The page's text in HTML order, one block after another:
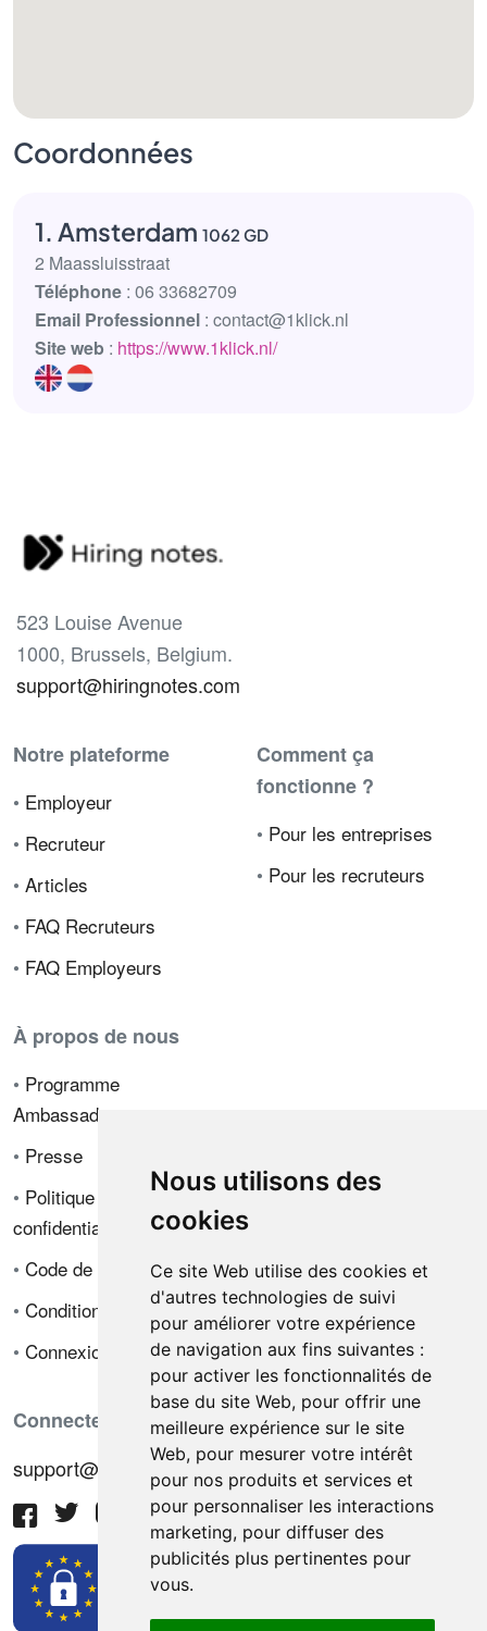
Nous utilisons des
cookies
Ce site Web utilise des cookies et
d'autres technologies de suivi
pour améliorer votre expérience
de navigation aux fins suivantes :
pour activer les fonctionnalités de
base du site Web, pour offrir une
meilleure expérience sur le site
Web, pour mesurer votre intérêt
pour nos produits et services et
pour personnaliser les interactions
marketing, pour diffuser des
publicités plus pertinentes pour
vous.
Coordonnées
1. Amsterdam 1062 GD
2 Maassluisstraat
Téléphone : 06 33682709
Email Professionnel : contact@1klick.nl
Site web : https://www.1klick.nl/
523 Louise Avenue
1000, Brussels, Belgium.
support@hiringnotes.com
Notre plateforme
• Employeur
• Recruteur
• Articles
• FAQ Recruteurs
• FAQ Employeurs
Comment ça
fonctionne ?
• Pour les entreprises
• Pour les recruteurs
À propos de nous
• Programme
Ambassadeur
• Presse
• Politique de
confidentialité
• Code de déontologie
• Conditions de vente
• Connexion
Connectez-vous avec nous
support@hiringnotes.com